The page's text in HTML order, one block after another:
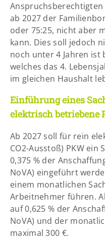
ab 2027 der
oder 75:25, nicht aber
kann. Dies soll jedoch
noch unter 4 Jahren ist
welches das 4.
im gleichen Haushalt
Einführung eines
elektrisch betriebene
Ab 2027 soll für rein
CO2-Ausstoß) PKW ein
0,375 % der
NoVA) eingeführt
einem monatlichen
Arbeitnehmer führen.
auf 0,625 % der
NoVA) und der
maximal 300 €.